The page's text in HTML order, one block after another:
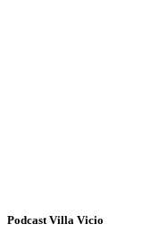
Podcast Villa Vicio